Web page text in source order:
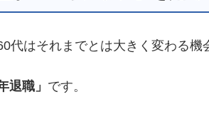
代はそれまでとは大きく変わる機
退職」 です。